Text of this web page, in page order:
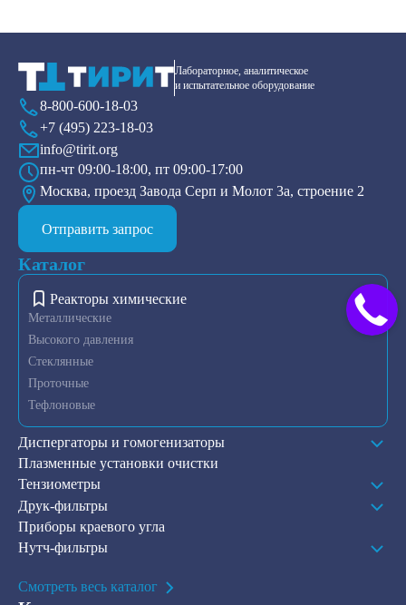
Лабораторное, аналитическое
и испытательное оборудование
8-800-600-18-03
+7 (495) 223-18-03
info@tirit.org
пн-чт 09:00-18:00, пт 09:00-17:00
Москва, проезд Завода Серп и Молот 3а, строение 2
Отправить запрос
Каталог
Реакторы химические
Металлические
Высокого давления
Стеклянные
Проточные
Тефлоновые
Диспергаторы и гомогенизаторы
Плазменные установки очистки
Тензиометры
Друк-фильтры
Приборы краевого угла
Нутч-фильтры
Смотреть весь каталог